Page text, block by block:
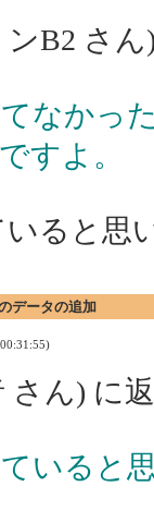
B2 さん
なかっ
すよ。
いると思
データの追加
さん) に
いると